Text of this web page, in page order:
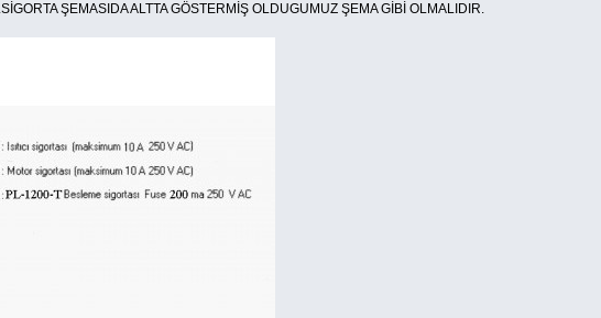
ŞEMASIDA ALTTA GÖSTERMİŞ OLDUGUMUZ ŞEMA GİBİ OLMALIDIR.